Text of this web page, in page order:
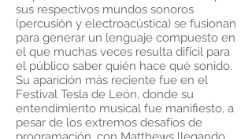
sus respectivos mundos sonoros
(percusión y electroacústica) se fusionan
para generar un lenguaje compuesto en
el que muchas veces resulta difícil para
el público saber quién hace qué sonido.
Su aparición más reciente fue en el
Festival Tesla de León, donde su
entendimiento musical fue manifiesto, a
pesar de los extremos desafíos de